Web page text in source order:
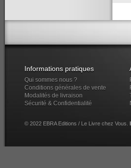
Informations pratiques
Qui sommes nous ?
Conditions générales de vente
Modalités de livraison
Sécurité & Confidentialité
© 2022 EBRA Editions / Le Livre chez Vous.